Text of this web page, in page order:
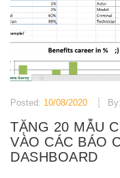
Posted: 10/08/2020 By:
TẶNG 20 MẪU
VÀO CÁC BÁO
DASHBOARD